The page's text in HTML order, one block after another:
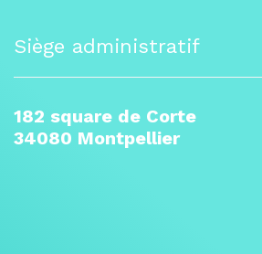
Siège administratif
182 square de Corte
34080 Montpellier